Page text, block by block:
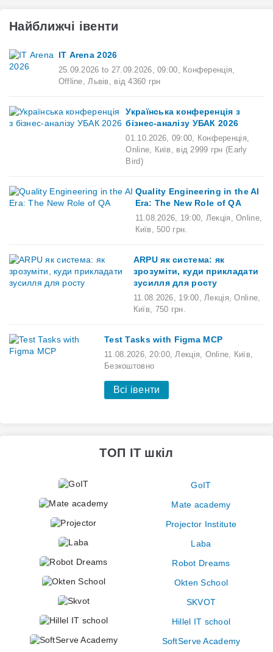
Найближчі івенти
ІТ Arena 2026
25.09.2026 to 27.09.2026 09:00
Конференція,
Offline,
Львів, від 4360 грн
Українська конференція з
бізнес-аналізу УБАК 2026
01.10.2026 09:00
Конференція,
Online,
Київ,
від 2999 грн (Early
Bird)
Quality Engineering in the AI
Era: The New Role of QA
11.08.2026 19:00 Лекція,
Online,
Київ,
500 грн.
ARPU як система: як
зрозуміти, куди прикладати
зусилля для росту
11.08.2026 19:00 Лекція,
Online,
Київ, 750 грн.
Test Tasks with Figma MCP
11.08.2026, 20:00, Лекція, Online,
Київ,
Безкоштовно
Всі івенти
ТОП IT шкіл
GoIT
Mate academy
Projector Institute
Laba
Robot Dreams
Okten School
SKVOT
Hillel IT school
SoftServe Academy